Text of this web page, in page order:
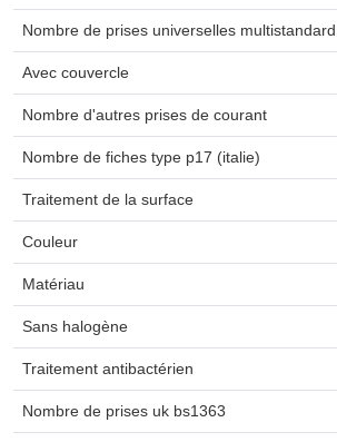
Nombre de prises universelles multistandard
Avec couvercle
Nombre d'autres prises de courant
Nombre de fiches type p17 (italie)
Traitement de la surface
Couleur
Matériau
Sans halogène
Traitement antibactérien
Nombre de prises uk bs1363